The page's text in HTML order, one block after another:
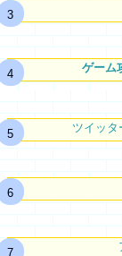
ゲーム
ツイッ